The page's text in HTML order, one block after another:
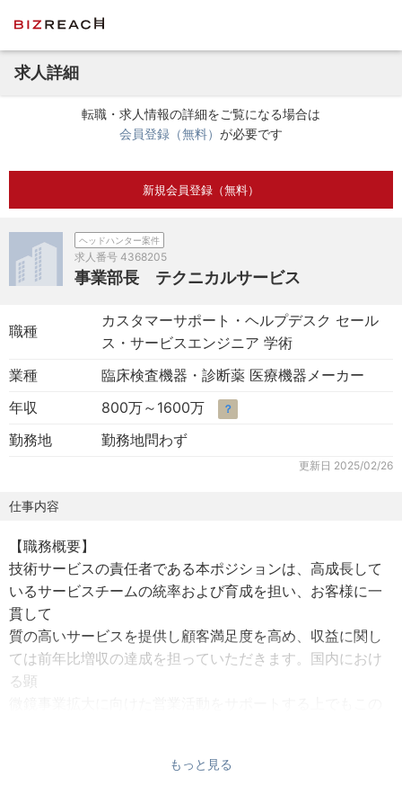
求人詳細
転職・求人情報の詳細をご覧になる場合は
会員登録（無料） が必要です
新規会員登録（無料）
ヘッドハンター案件
求人番号 4368205
事業部長 テクニカルサービス
職種
カスタマーサポート・ヘルプデスク セール
ス・サービスエンジニア 学術
業種
臨床検査機器・診断薬 医療機器メーカー
年収
800万～1600万 ？
勤務地 勤務地問わず
更新日 2025/02/26
仕事内容
【職務概要】
技術サービスの責任者である本ポジションは、高成長して
いるサービスチームの統率および育成を担い、お客様に一
貫して
質の高いサービスを提供し顧客満足度を高め、収益に関し
ては前年比増収の達成を担っていただきます。国内におけ
る顕
し、パフォーマンス重視の文化を発展させることが期待さ
もっと見る